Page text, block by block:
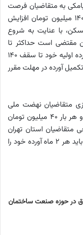
به متقاضیان فرصت
داده بود تا ۲۰ اسفند ۱۴۰۲ آورده خود را به ۱۴۰ میلیون تومان افزایش
با عنایت به شروع
مقتضی است حداکثر تا
تاریخ ۲۰/۱۲/۱۴۰۲ نسبت به واریز یا تکمیل آورده اولیه خود تا سقف ۱۴۰
آورده در مهلت مقرر
متقاضیان نهضت ملی
مسکن آورده خود را باید در بازه‌های ۴ ماهه و هر بار ۴۰ میلیون تومان
متقاضیان استان تهران
مهلت ۴ ماهه کاهش یافته و این متقاضیان باید هر ۲ ماه آورده خود را
در حوزه صنعت ساختمان